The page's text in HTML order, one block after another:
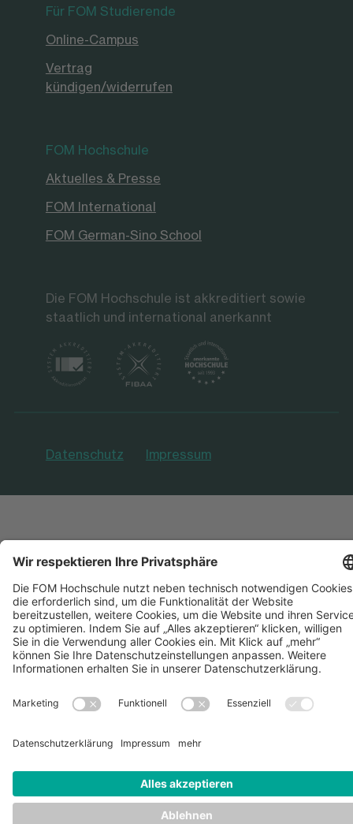
Für FOM Studierende
Online-Campus
Vertrag
kündigen/widerrufen
FOM Hochschule
Aktuelles & Presse
FOM International
FOM German-Sino School
Die FOM Hochschule ist akkreditiert sowie
staatlich und international anerkannt
Datenschutz Impressum